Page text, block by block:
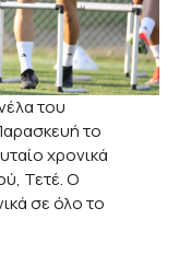
του
το
χρονικά
Τετέ. Ο
σε όλο το